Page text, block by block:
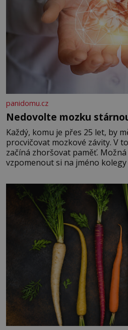
panidomu.cz
Nedovolte mozku
Každý, komu je přes 25 let, by
procvičovat mozkové závity. V
začíná zhoršovat paměť.
vzpomenout si na jméno
Je to opravdu tak, s věkem jako
rozhodla stávkovat. Cvičte